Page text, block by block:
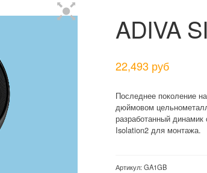
ADIVA
22,493 руб
Последнее поколение
дюймовом
разработанный
Isolation2 для монтажа.
Артикул:GA1GB